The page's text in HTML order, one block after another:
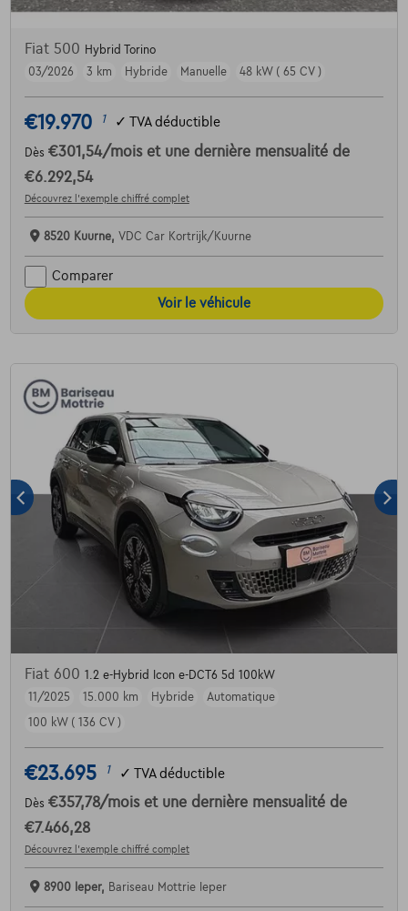
Fiat 500 Hybrid Torino
03/2026
3 km Hybride Manuelle 48 kW ( 65 CV )
€19.970 1 ✓ TVA déductible
Dès €301,54/mois et une dernière mensualité de
€6.292,54
Découvrez l’exemple chiffré complet
8520 Kuurne, VDC Car Kortrijk/Kuurne
Comparer
Voir le véhicule
Fiat 600 1.2 e-Hybrid Icon e-DCT6 5d 100kW
11/2025
15.000 km Hybride
Automatique
100 kW ( 136 CV )
€23.695 1 ✓ TVA déductible
Dès €357,78/mois et une dernière mensualité de
€7.466,28
Découvrez l’exemple chiffré complet
8900 Ieper, Bariseau Mottrie Ieper